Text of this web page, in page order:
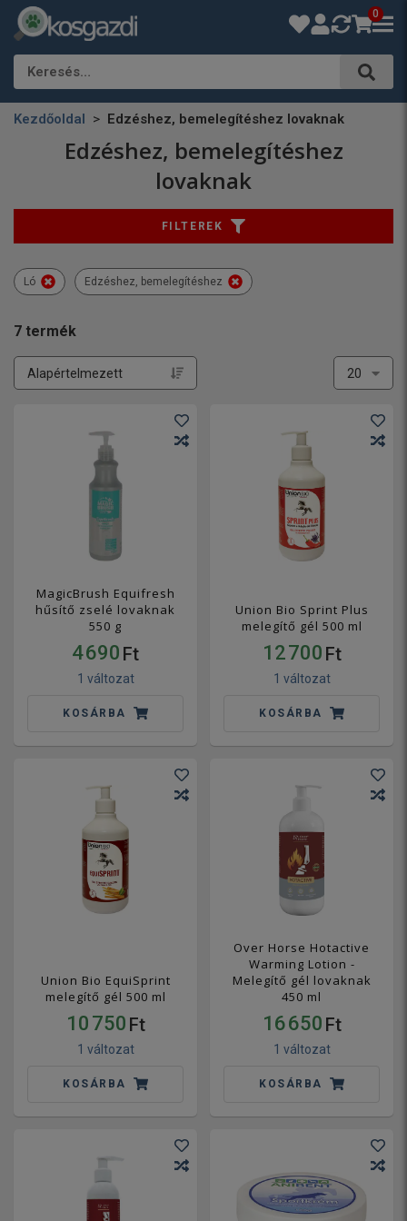
0
Keresés…
Kezdőoldal Edzéshez, bemelegítéshez lovaknak
Edzéshez, bemelegítéshez
lovaknak
7 termék
FILTEREK
Ló Edzéshez, bemelegítéshez
MagicBrush Equifresh
hűsítő zselé lovaknak
550 g
4 690 Ft
1 változat
KOSÁRBA
Union Bio Sprint Plus
melegítő gél 500 ml
12 700 Ft
1 változat
KOSÁRBA
Union Bio EquiSprint
melegítő gél 500 ml
10 750 Ft
1 változat
KOSÁRBA
Over Horse Hotactive
Warming Lotion -
Melegítő gél lovaknak
450 ml
16 650 Ft
1 változat
KOSÁRBA